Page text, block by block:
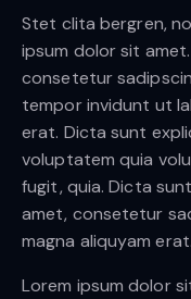
Stet clita bergren,
ipsum dolor sit
consetetur
tempor invidunt ut
erat. Dicta sunt
voluptatem quia
fugit, quia. Dicta
amet, consetetur
magna aliquyam erat.
Lorem ipsum dolor